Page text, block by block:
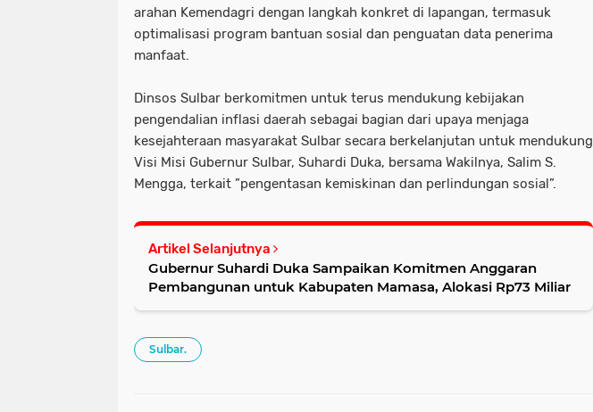
arahan Kemendagri dengan langkah konkret di lapangan, termasuk
optimalisasi program bantuan sosial dan penguatan data penerima
manfaat.
Dinsos Sulbar berkomitmen untuk terus mendukung kebijakan
pengendalian inflasi daerah sebagai bagian dari upaya menjaga
kesejahteraan masyarakat Sulbar secara berkelanjutan untuk mendukung
Visi Misi Gubernur Sulbar, Suhardi Duka, bersama Wakilnya, Salim S.
Mengga, terkait ”pengentasan kemiskinan dan perlindungan sosial”.
Artikel Selanjutnya
Gubernur Suhardi Duka Sampaikan Komitmen Anggaran
Pembangunan untuk Kabupaten Mamasa, Alokasi Rp73 Miliar
Sulbar.